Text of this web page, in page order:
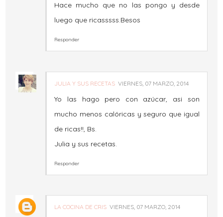
Hace mucho que no las pongo y desde
luego que ricasssss.Besos
Responder
JULIA Y SUS RECETAS VIERNES, 07 MARZO, 2014
Yo las hago pero con azúcar, asi son
mucho menos calóricas y seguro que igual
de ricas!!, Bs.
Julia y sus recetas.
Responder
LA COCINA DE CRIS VIERNES, 07 MARZO, 2014